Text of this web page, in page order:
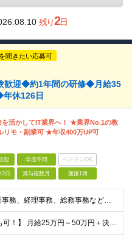
残り2日
聞きたい応募可
歓迎◆約1年間の研修◆月給35
休126日
を活かしてIT業界へ！ ★業界No.1の教
リモ・副業可 ★年収400万UP可
迎 学歴不問 ベテランOK
2日 賞与複数月 面接1回
一般事務、営業事務、経理事務、総務事務などの経験をお持ちの方は、なお歓迎！ こんな経験がある方をお待ちしています。 もちろん、興味とやる気があれば、 完全未経験でもＯＫ！ リラックスした面接の場を用
【月給35万円も可！】 月給25万円～50万円＋決算賞与＋インセンティブ 【研修期間中】 ⽉給22.1万円〜30万円＋インセンティブ ＼年収大幅UPの事例あり！／ 【キャリアチェンジ１年目】 ⽉給